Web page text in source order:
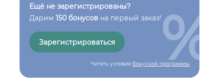
Ещё не зарегистрированы?
Дарим 150 бонусов на первый заказ!
Зарегистрироваться
Читать условия бонусной программы
%